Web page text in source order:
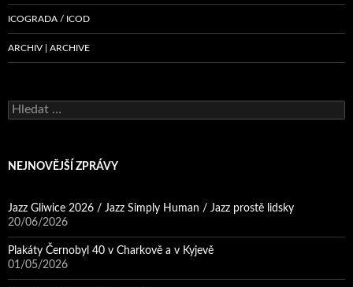
ICOGRADA / ICOD
ARCHIV | ARCHIVE
Vyhledávání
NEJNOVĚJŠÍ ZPRÁVY
Jazz Gliwice 2026 / Jazz Simply Human / Jazz prostě lidsky
20/06/2026
Plakáty Černobyl 40 v Charkově a v Kyjevě
01/05/2026